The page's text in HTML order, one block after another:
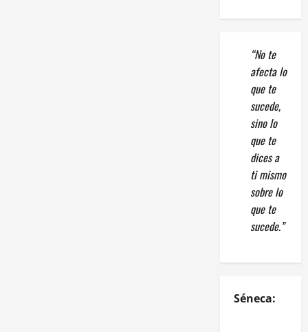
“No te
afecta lo
que te
sucede,
sino lo
que te
dices a
ti mismo
sobre lo
que te
sucede.”
Séneca: